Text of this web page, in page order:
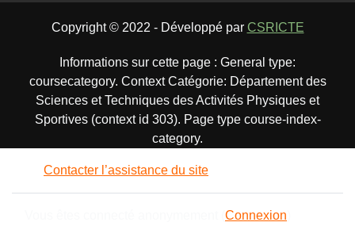
Copyright © 2022 - Développé par CSRICTE
Informations sur cette page : General type:
coursecategory. Context Catégorie: Département des
Sciences et Techniques des Activités Physiques et
Sportives (context id 303). Page type course-index-
category.
Contacter l’assistance du site
Connexion